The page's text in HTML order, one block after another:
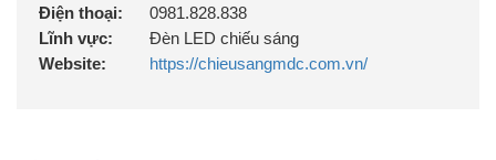
Điện thoại:
0981.828.838
Lĩnh vực:
Đèn LED chiếu sáng
Website:
https://chieusangmdc.com.vn/